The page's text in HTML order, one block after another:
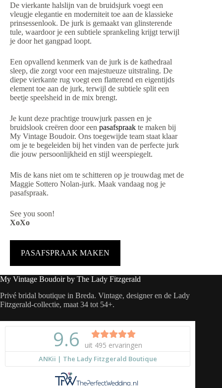
De vierkante halslijn van de bruidsjurk voegt een
vleugje elegantie en moderniteit toe aan de klassieke
prinsessenlook. De jurk is gemaakt van glinsterende
tule, waardoor je een subtiele sprankeling krijgt terwijl
je door het gangpad loopt.
Een opvallend kenmerk van de jurk is de kathedraal
sleep, die zorgt voor een majestueuze uitstraling. De
diepe vierkante rug voegt een flatterend en eigentijds
element toe aan de jurk, terwijl de subtiele split een
beetje speelsheid in de mix brengt.
Je kunt deze prachtige trouwjurk passen en je
bruidslook creëren door een pasafspraak te maken bij
My Vintage Boudoir. Ons toegewijde team staat klaar
om je te begeleiden bij het vinden van de perfecte jurk
die jouw persoonlijkheid en stijl weerspiegelt.
Mis de kans niet om te schitteren op je trouwdag met de
Maggie Sottero Nolan-jurk. Maak vandaag nog je
pasafspraak.
See you soon!
XoXo
PASAFSPRAAK MAKEN
My Vintage Boudoir by The Lady Fitzgerald
Privé bridal boutique in Breda. Vintage, designer en de Lady
Fitzgerald-collectie, maat 34 tot 54+.